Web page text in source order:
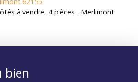
62155
à vendre, 4 pièces - Merlimont
bien